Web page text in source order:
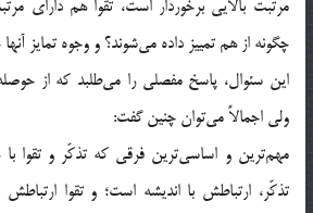
چگونه از هم تمييز داده مى‌شوند؟ و وجوه تمايز
اين سئوال، پاسخ مفصلى را مى‌طلبد كه از
ولى اجمالاً مى‌توان چنين گفت:
مهم‌ترين و اساسى‌ترين فرقى كه تذكّر و تقوا
تذكّر، ارتباطش با انديشه است؛ و تقوا